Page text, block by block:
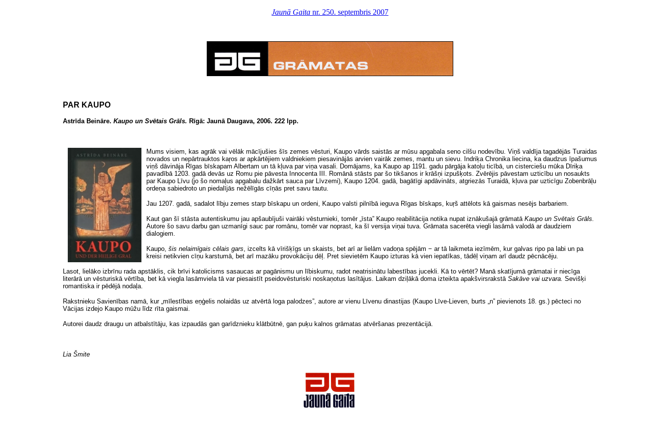
Jaunā Gaita nr. 250. septembris 2007
PAR KAUPO
Astrīda Beināre. Kaupo un Svētais Grāls. Rīgā: Jaunā Daugava, 2006. 222 lpp.
Mums visiem, kas agrāk vai vēlāk mācījušies šīs zemes vēsturi, Kaupo vārds saistās ar mūsu apgabala seno cilšu nodevību. Viņš valdīja tagadējās Turaidas
novados un nepārtrauktos kaŗos ar apkārtējiem valdniekiem piesavinājās arvien vairāk zemes, mantu un sievu. Indriķa Chronika liecina, ka daudzus īpašumus
viņš dāvināja Rīgas bīskapam Albertam un tā kļuva par viņa vasali. Domājams, ka Kaupo ap 1191. gadu pārgāja katoļu ticībā, un cisterciešu mūka Dīriķa
pavadībā 1203. gadā devās uz Romu pie pāvesta Innocenta III. Romānā stāsts par šo tikšanos ir krāšņi izpušķots. Zvērējis pāvestam uzticību un nosaukts
par Kaupo Līvu (jo šo nomaļus apgabalu dažkārt sauca par Līvzemi), Kaupo 1204. gadā, bagātīgi apdāvināts, atgriezās Turaidā, kļuva par uzticīgu Zobenbrāļu
ordeņa sabiedroto un piedalījās nežēlīgās cīņās pret savu tautu.
Jau 1207. gadā, sadalot lībju zemes starp bīskapu un ordeni, Kaupo valsti pilnībā ieguva Rīgas bīskaps, kuŗš attēlots kā gaismas nesējs barbariem.
Kaut gan šī stāsta autentiskumu jau apšaubījuši vairāki vēsturnieki, tomēr „īsta” Kaupo reabilitācija notika nupat iznākušajā grāmatā Kaupo un Svētais Grāls.
Autore šo savu darbu gan uzmanīgi sauc par romānu, tomēr var noprast, ka šī versija viņai tuva. Grāmata sacerēta viegli lasāmā valodā ar daudziem
dialogiem.
Kaupo, šis nelaimīgais cēlais gars, izcelts kā vīrišķīgs un skaists, bet arī ar lielām vadoņa spējām − ar tā laikmeta iezīmēm, kur galvas ripo pa labi un pa
kreisi netikvien cīņu karstumā, bet arī mazāku provokāciju dēļ. Pret sievietēm Kaupo izturas kā vien iepatīkas, tādēļ viņam arī daudz pēcnācēju.
Lasot, lielāko izbrīnu rada apstāklis, cik brīvi katolicisms sasaucas ar pagānismu un lībiskumu, radot neatrisinātu labestības jucekli. Kā to vērtēt? Manā skatījumā grāmatai ir niecīga
literārā un vēsturiskā vērtība, bet kā viegla lasāmviela tā var piesaistīt pseidovēsturiski noskaņotus lasītājus. Laikam dziļākā doma izteikta apakšvirsrakstā Sakāve vai uzvara. Sevišķi
romantiska ir pēdējā nodaļa.
Rakstnieku Savienības namā, kur „mīlestības eņģelis nolaidās uz atvērtā loga palodzes”, autore ar vienu Līvenu dinastijas (Kaupo Līve-Lieven, burts „n” pievienots 18. gs.) pēcteci no
Vācijas izdejo Kaupo mūžu līdz rīta gaismai.
Autorei daudz draugu un atbalstītāju, kas izpaudās gan garīdznieku klātbūtnē, gan puķu kalnos grāmatas atvēršanas prezentācijā.
Lia Šmite